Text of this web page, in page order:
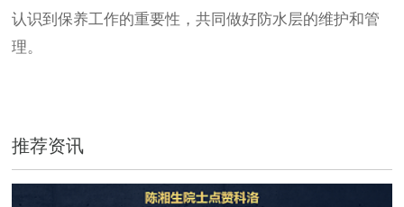
认识到保养工作的重要性，共同做好防水层的维护和管
理。
推荐资讯